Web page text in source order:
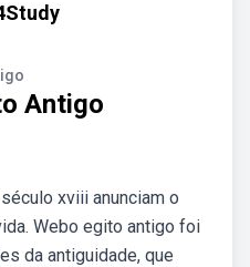
Antigo
xviii anunciam o
Webo egito antigo foi
da antiguidade, que